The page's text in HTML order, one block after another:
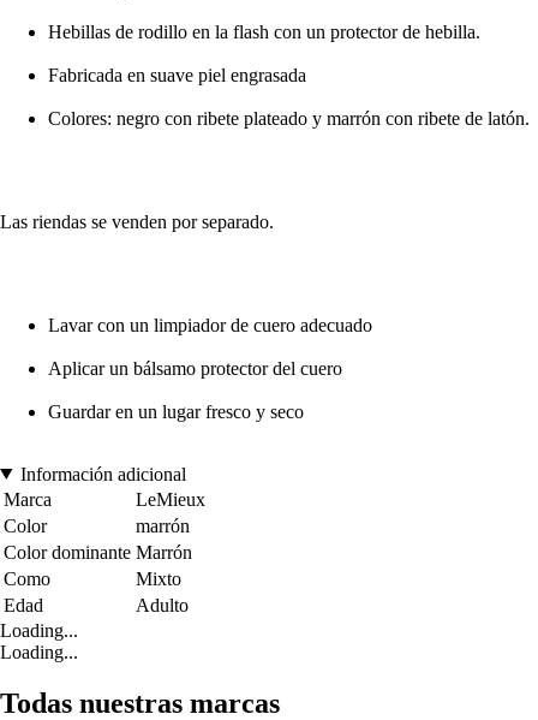
Hebillas de rodillo en la flash con un protector de hebilla.
Fabricada en suave piel engrasada
Colores: negro con ribete plateado y marrón con ribete de latón.
Las riendas se venden por separado.
Lavar con un limpiador de cuero adecuado
Aplicar un bálsamo protector del cuero
Guardar en un lugar fresco y seco
Información adicional
Marca
LeMieux
Color
marrón
Color dominante Marrón
Como
Mixto
Edad
Adulto
Loading...
Loading...
Todas nuestras marcas